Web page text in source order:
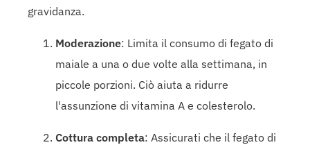
gravidanza.
Moderazione: Limita il consumo di fegato di
maiale a una o due volte alla settimana, in
piccole porzioni. Ciò aiuta a ridurre
l'assunzione di vitamina A e colesterolo.
Cottura completa: Assicurati che il fegato di